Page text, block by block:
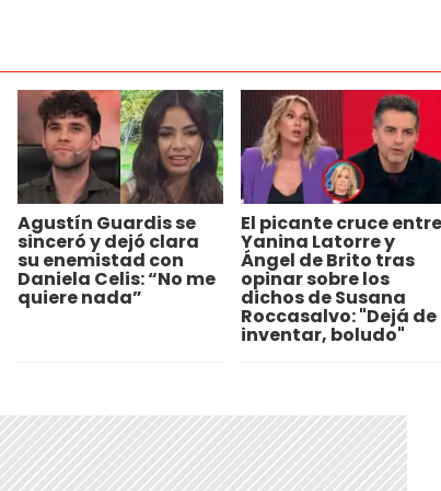
Agustín Guardis se
sinceró y dejó clara
su enemistad con
Daniela Celis: “No me
quiere nada”
El picante cruce entre
Yanina Latorre y
Ángel de Brito tras
opinar sobre los
dichos de Susana
Roccasalvo: "Dejá de
inventar, boludo"